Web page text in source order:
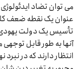
می توان تضاد
عنوان یک نقطه ضعف
تأسیس یک دولت یهودی
آنها به طور قابل
انتظار دارند که در نبرد